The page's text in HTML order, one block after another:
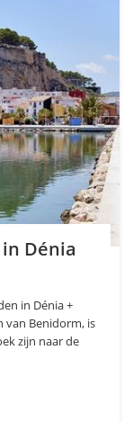
Dénia
in Dénia +
van Benidorm, is
zijn naar de